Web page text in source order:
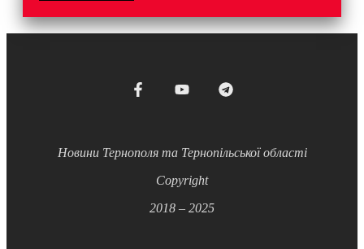
Новини Тернополя та Тернопільської області
Copyright
2018 – 2025